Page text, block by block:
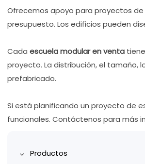
Ofrecemos apoyo para proyectos
presupuesto. Los edificios pueden
Cada escuela modular en venta
proyecto. La distribución, el tamaño,
prefabricado.
Si está planificando un proyecto de
funcionales. Contáctenos para más
Productos